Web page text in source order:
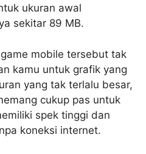
ukuran awal
sekitar 89 MB.
mobile tersebut tak
kamu untuk grafik yang
yang tak terlalu besar,
cukup pas untuk
spek tinggi dan
koneksi internet.